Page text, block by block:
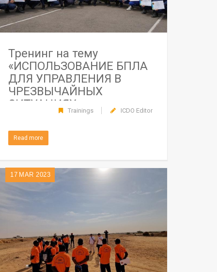
Тренинг на тему
«ИСПОЛЬЗОВАНИЕ БПЛА
ДЛЯ УПРАВЛЕНИЯ В
ЧРЕЗВЫЧАЙНЫХ
СИТУАЦИЯХ»Trainings ICDO Editor
Read more
17 MAR 2023